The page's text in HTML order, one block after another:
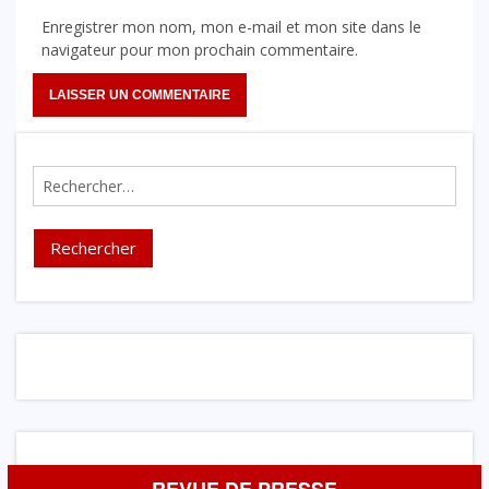
Enregistrer mon nom, mon e-mail et mon site dans le
navigateur pour mon prochain commentaire.
Rechercher :